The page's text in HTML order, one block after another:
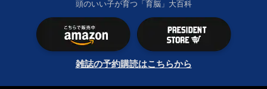
頭のいい子が育つ「育脳」大百科
雑誌の予約購読はこちらから